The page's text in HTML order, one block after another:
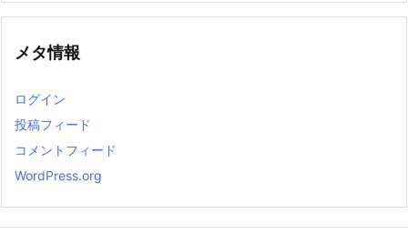
メタ情報
ログイン
投稿フィード
コメントフィード
WordPress.org